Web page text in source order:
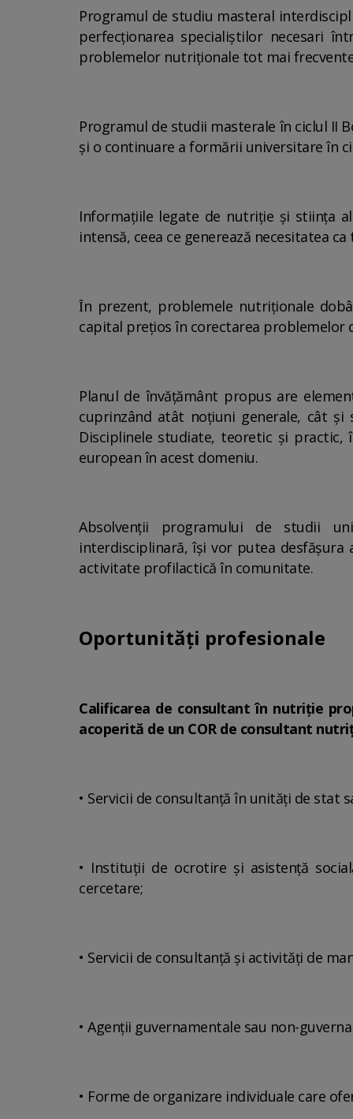
Programul de studiu masteral
perfecționarea specialiştilor necesari
problemelor nutriționale tot mai
Programul de studii masterale în ciclul II
și o continuare a formării universitare în
Informațiile legate de nutriție și stiința
intensă, ceea ce generează necesitatea
Ȋn prezent, problemele nutriționale
capital prețios în corectarea problemelor
Planul de învăţământ propus are
cuprinzând atât noțiuni generale, cât
Disciplinele studiate, teoretic şi
european în acest domeniu.
Absolvenţii programului de studii
interdisciplinară, îşi vor putea
activitate profilactică în comunitate.
Oportunităţi profesionale
Calificarea de consultant în nutriţie
acoperită de un COR de consultant
• Servicii de consultanţă în unităţi de
• Instituţii de ocrotire şi asistenţă
cercetare;
• Servicii de consultanţă şi activităţi de
• Agenţii guvernamentale sau non-
• Forme de organizare individuale care